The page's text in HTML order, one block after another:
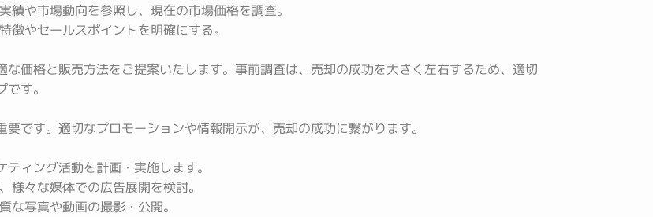
績や市場動向を参照し、現在の市場価格を調査。
徴やセールスポイントを明確にする。
価格と販売方法をご提案いたします。事前調査は、売却の成功を大きく左右するため、適切
す。
です。適切なプロモーションや情報開示が、売却の成功に繋がります。
ィング活動を計画・実施します。
様々な媒体での広告展開を検討。
な写真や動画の撮影・公開。